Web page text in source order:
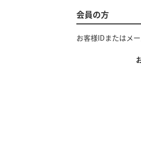
会員の方
お客様IDまたはメ